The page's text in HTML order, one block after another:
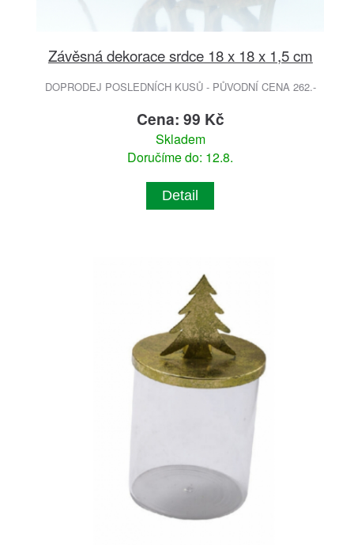
Závěsná dekorace srdce 18 x 18 x 1,5 cm
DOPRODEJ POSLEDNÍCH KUSŮ - PŮVODNÍ CENA 262.-
Cena: 99 Kč
Skladem
Doručíme do: 12.8.
Detail